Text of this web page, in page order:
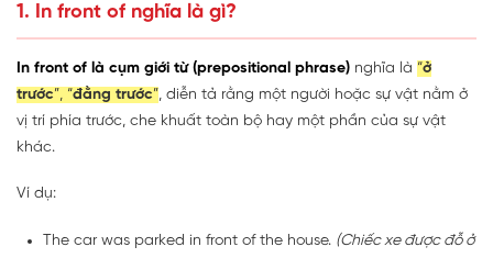
1. In front of nghĩa là gì?
In front of là cụm giới từ (prepositional phrase) nghĩa là “ở
trước”, “đằng trước”, diễn tả rằng một người hoặc sự vật nằm ở
vị trí phía trước, che khuất toàn bộ hay một phần của sự vật
khác.
Ví dụ:
The car was parked in front of the house. (Chiếc xe được đỗ ở